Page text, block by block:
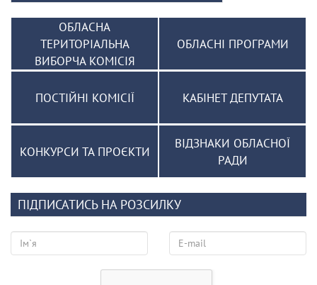
ОБЛАСНА
ТЕРИТОРІАЛЬНА
ВИБОРЧА КОМІСІЯ
ОБЛАСНІ ПРОГРАМИ
ПОСТІЙНІ КОМІСІЇ КАБІНЕТ ДЕПУТАТА
КОНКУРСИ ТА ПРОЄКТИ
ВІДЗНАКИ ОБЛАСНОЇ
РАДИ
ПІДПИСАТИСЬ НА РОЗСИЛКУ